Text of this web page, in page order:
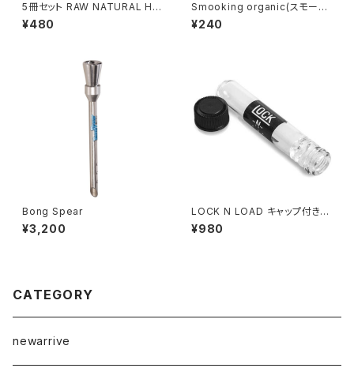
5冊セット RAW NATURAL HE
MP＆COTTON ROLLING WI
DE TIPS ロウ 無漂白ローチ 巻
¥480
Smooking organic(スモーキ
ングオーガニック)king size 無
漂白
¥240
Bong Spear
¥3,200
LOCK N LOAD キャップ付きガ
ラスワンヒッター
¥980
CATEGORY
newarrive